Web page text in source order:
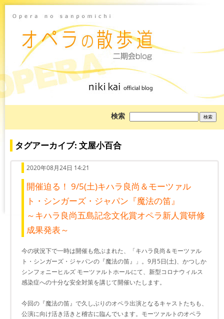
検索
を
タグアーカイブ: 文屋小百合
2020年08月24日 14:21
開催迫る！ 9/5(土)キハラ良尚＆モーツァル
ト・シンガーズ・ジャパン『魔法の笛』
～キハラ良尚五島記念文化賞オペラ新人賞研修
成果発表～
今の状況下で一時は開催も危ぶまれた、「キハラ良尚＆モーツァル
ト・シンガーズ・ジャパンの『魔法の笛』」。9月5日(土)、かつしか
シンフォニーヒルズ モーツァルトホールにて、新型コロナウィルス
感染症への十分な安全対策を講じて開催いたします。
今回の『魔法の笛』で久しぶりのオペラ出演となるキャストたちも、
公演に向け活き活きと稽古に臨んでいます。モーツァルトのオペラ